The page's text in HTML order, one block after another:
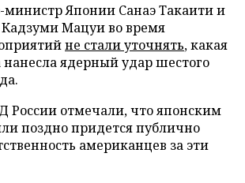
министр Японии Санаэ Такаити и
Мацуи во время
не стали уточнять, какая
ядерный удар шестого
России отмечали, что японским
поздно придется публично
американцев за эти